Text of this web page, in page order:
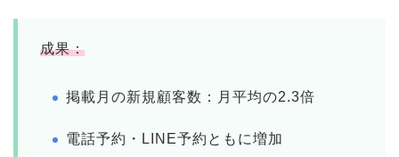
成果：
掲載月の新規顧客数：月平均の2.3倍
電話予約・LINE予約ともに増加